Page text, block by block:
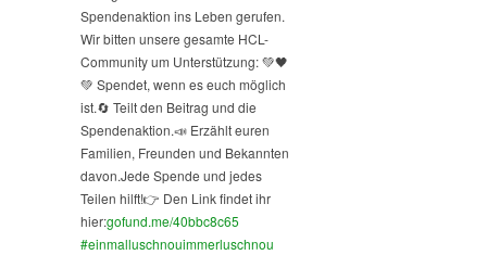
Spendenaktion ins Leben gerufen.
Wir bitten unsere gesamte HCL-
Community um Unterstützung: 💚🖤
💚 Spendet, wenn es euch möglich
ist.🔄 Teilt den Beitrag und die
Spendenaktion.📣 Erzählt euren
Familien, Freunden und Bekannten
davon.Jede Spende und jedes
Teilen hilft!👉 Den Link findet ihr
hier:gofund.me/40bbc8c65
#einmalluschnouimmerluschnou